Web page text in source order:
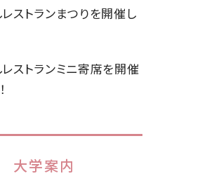
ストランまつりを開催し
ストランミニ寄席を開催
大学案内